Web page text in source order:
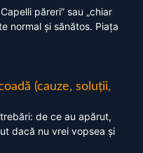
păreri” sau „chiar
normal și sănătos. Piața
(cauze, soluții,
de ce au apărut,
dacă nu vrei vopsea și